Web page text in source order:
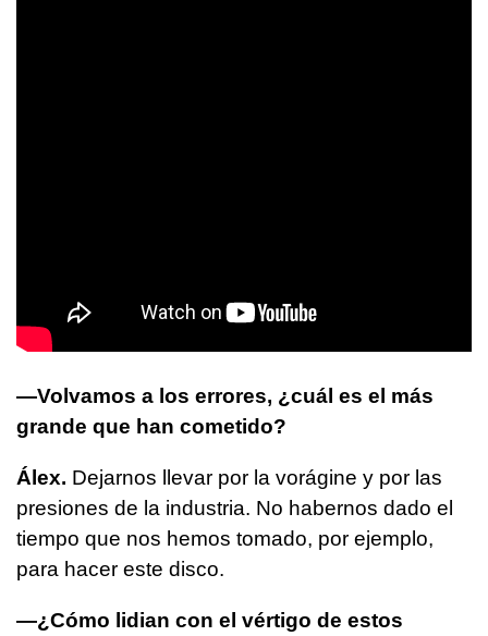
—Volvamos a los errores, ¿cuál es el más
grande que han cometido?
Álex. Dejarnos llevar por la vorágine y por las
presiones de la industria. No habernos dado el
tiempo que nos hemos tomado, por ejemplo,
para hacer este disco.
—¿Cómo lidian con el vértigo de estos